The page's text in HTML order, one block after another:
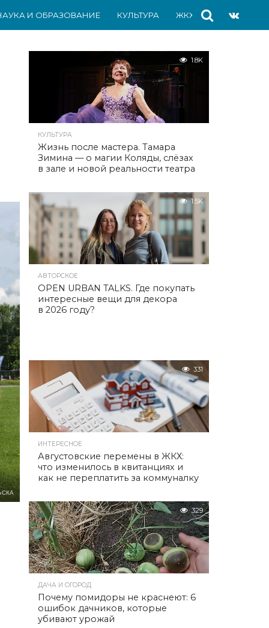
И ОБРАЗОВАНИЕ КУЛЬТУРА ЖКХ СПОРТ
1.8K
КУЛЬТУРА
Жизнь после мастера. Тамара
Зимина — о магии Коляды, слёзах
в зале и новой реальности театра
1.5K
АВТОРСКОЕ
OPEN URBAN TALKS. Где покупать
интересные вещи для декора
в 2026 году?
331
ИНТЕРЕСНОЕ
Августовские перемены в ЖКХ:
что изменилось в квитанциях и
как не переплатить за коммуналку
329
ДАЧА И ОГОРОД
Почему помидоры не краснеют: 6
ошибок дачников, которые
убивают урожай